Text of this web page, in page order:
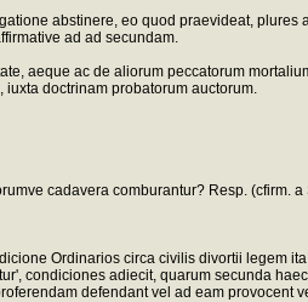
abstinere, eo quod praevideat, plures
ad ad secundam.
aeque ac de aliorum peccatorum
doctrinam probatorum auctorum.
cadavera comburantur? Resp. (cfirm. a
Ordinarios circa civilis divortii legem
condiciones adiecit, quarum secunda
defendant vel ad eam provocent